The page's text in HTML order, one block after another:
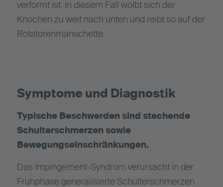
verformt ist. In diesem Fall wölbt sich der
Knochen zu weit nach unten und reibt so auf der
Rotatorenmanschette.
Symptome und Diagnostik
Typische Beschwerden sind stechende
Schulterschmerzen sowie
Bewegungseinschränkungen.
Das Impingement-Syndrom verursacht in der
Frühphase generalisierte Schulterschmerzen.